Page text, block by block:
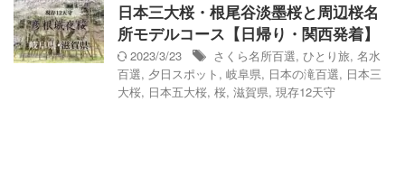
日本三大桜・根尾谷淡墨桜と周辺桜名
所モデルコース【日帰り・関西発着】
2023/3/23 さくら名所百選, ひとり旅, 名水
百選, 夕日スポット , 岐阜県, 日本の滝百選, 日本三
大桜, 日本五大桜, 桜, 滋賀県, 現存12天守